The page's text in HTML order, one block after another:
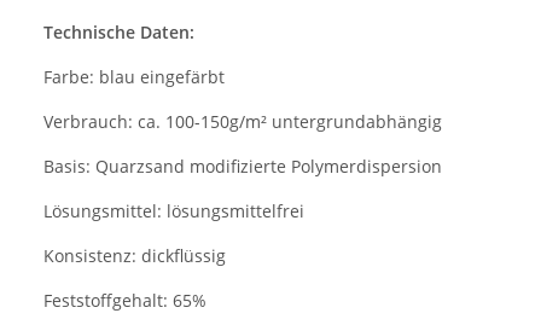
Technische Daten:
Farbe: blau eingefärbt
Verbrauch: ca. 100-150g/m² untergrundabhängig
Basis: Quarzsand modifizierte Polymerdispersion
Lösungsmittel: lösungsmittelfrei
Konsistenz: dickflüssig
Feststoffgehalt: 65%